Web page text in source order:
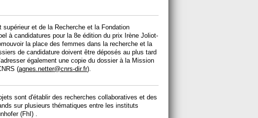
supérieur et de la Recherche et la Fondation
à candidatures pour la 8e édition du prix Irène Joliot-
la place des femmes dans la recherche et la
de candidature doivent être déposés au plus tard
également une copie du dossier à la Mission
(agnes.netter@cnrs-dir.fr).
sont d'établir des recherches collaboratives et des
sur plusieurs thématiques entre les instituts
(FhI) .